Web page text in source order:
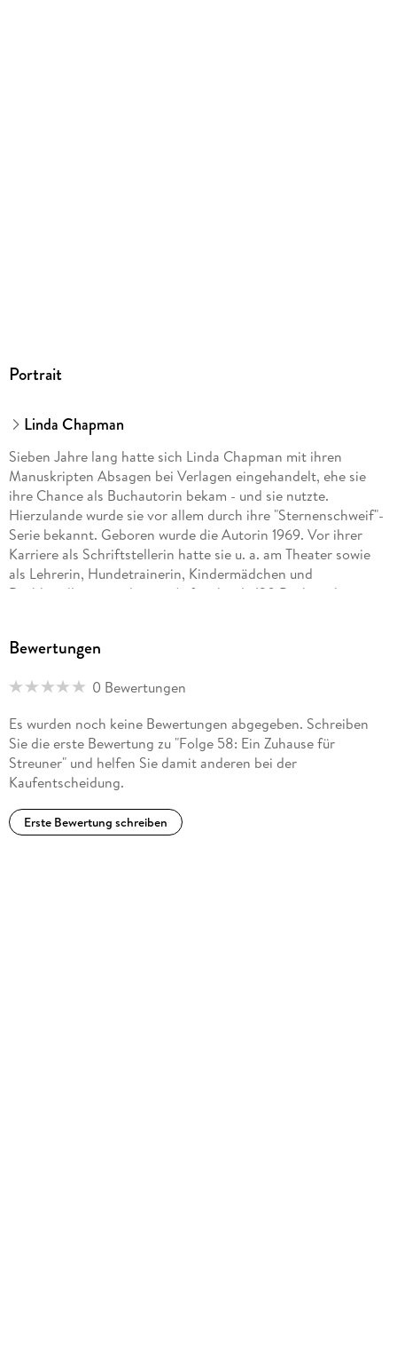
Portrait
Linda Chapman
Sieben Jahre lang hatte sich Linda Chapman mit ihren
Manuskripten Absagen bei Verlagen eingehandelt, ehe sie
ihre Chance als Buchautorin bekam - und sie nutzte.
Hierzulande wurde sie vor allem durch ihre "Sternenschweif"-
Serie bekannt. Geboren wurde die Autorin 1969. Vor ihrer
Karriere als Schriftstellerin hatte sie u. a. am Theater sowie
als Lehrerin, Hundetrainerin, Kindermädchen und
Buchhändlerin gearbeitet. Auf mehr als 120 Büchern kann
genau in der Mitte Englands - und damit in einer Landschaft,
Schreiben frönen kann: dem Reiten.
Bewertungen
0 Bewertungen
Es wurden noch keine Bewertungen abgegeben. Schreiben
Sie die erste Bewertung zu "Folge 58: Ein Zuhause für
Streuner" und helfen Sie damit anderen bei der
Kaufentscheidung.
Erste Bewertung schreiben